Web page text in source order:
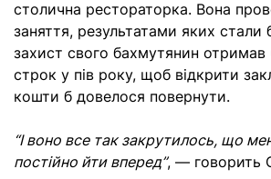
столична рестораторка. Вона
заняття, результатами яких стали
захист свого бахмутянин отримав
строк у пів року, щоб відкрити
кошти б довелося повернути.
“І воно все так закрутилось, що
постійно йти вперед”, — говорить